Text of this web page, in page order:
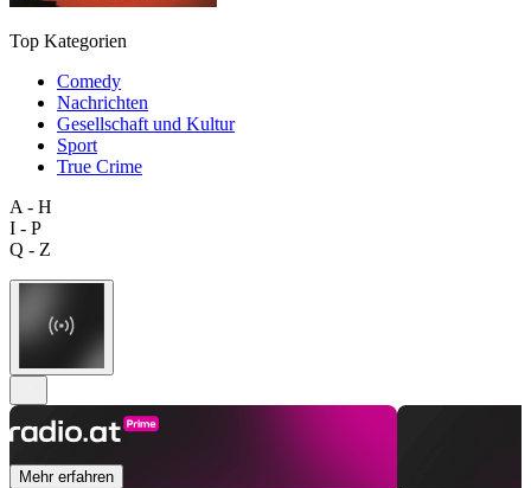
Top Kategorien
Comedy
Nachrichten
Gesellschaft und Kultur
Sport
True Crime
A - H
I - P
Q - Z
Mehr erfahren